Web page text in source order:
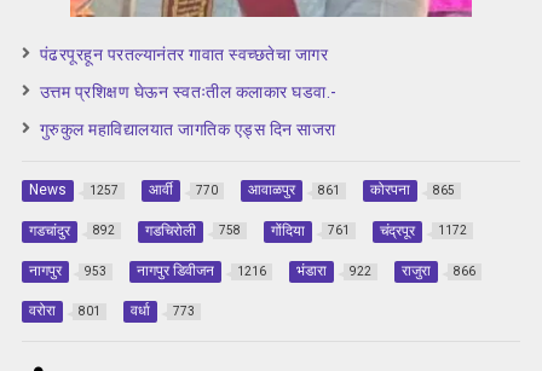
पंढरपूरहून परतल्यानंतर गावात स्वच्छतेचा जागर
उत्तम प्रशिक्षण घेऊन स्वतःतील कलाकार घडवा.-
गुरुकुल महाविद्यालयात जागतिक एड्स दिन साजरा
News 1257 आर्वी 770 आवाळपुर 861 कोरपना 865
गडचांदुर 892 गडचिरोली 758 गोंदिया 761 चंद्रपूर 1172
नागपुर 953 नागपुर डिवीजन 1216 भंडारा 922 राजुरा 866
वरोरा 801 वर्धा 773